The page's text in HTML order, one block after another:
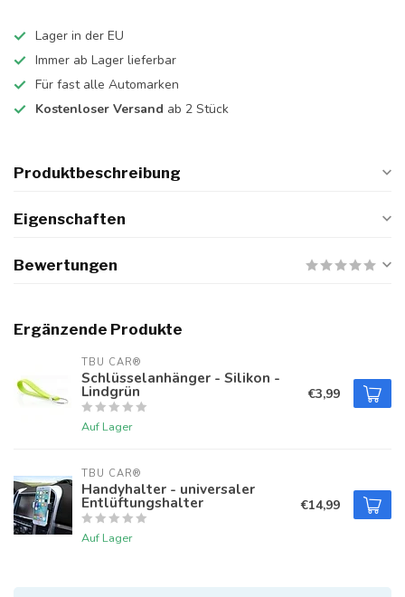
Lager in der EU
Immer ab Lager lieferbar
Für fast alle Automarken
Kostenloser Versand ab 2 Stück
Produktbeschreibung
Eigenschaften
Bewertungen
Ergänzende Produkte
TBU CAR®
Schlüsselanhänger - Silikon -
Lindgrün
Auf Lager
€3,99
TBU CAR®
Handyhalter - universaler
Entlüftungshalter
Auf Lager
€14,99